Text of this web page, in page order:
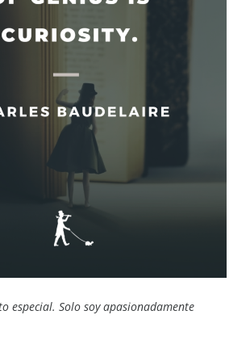
especial. Solo soy apasionadamente